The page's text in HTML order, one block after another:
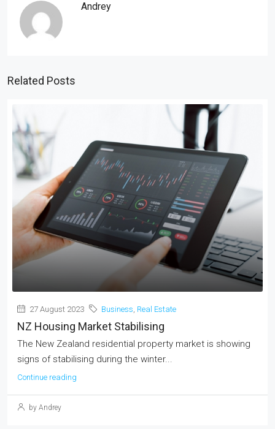
Andrey
Related Posts
27 August 2023 Business, Real Estate
NZ Housing Market Stabilising
The New Zealand residential property market is showing
signs of stabilising during the winter...
Continue reading
by Andrey